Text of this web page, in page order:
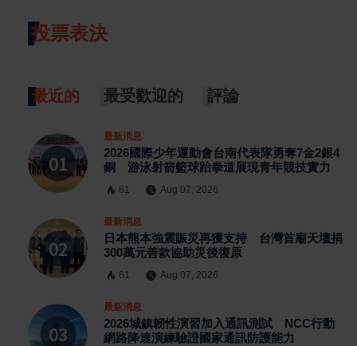
投票表決
最近的 最受歡迎的 評論
最新消息
2026國際少年運動會台南代表隊勇奪7金2銀4
銅 游泳射箭籃球跆拳道展現青年競技實力
61 Aug 07, 2026
最新消息
日本熊本強震賑災再獲支持 台灣首廟天壇捐
300萬元善款協助災後復原
61 Aug 07, 2026
最新消息
2026城鎮韌性演習加入通訊測試 NCC行動
網路降速演練驗證國家通訊防護能力